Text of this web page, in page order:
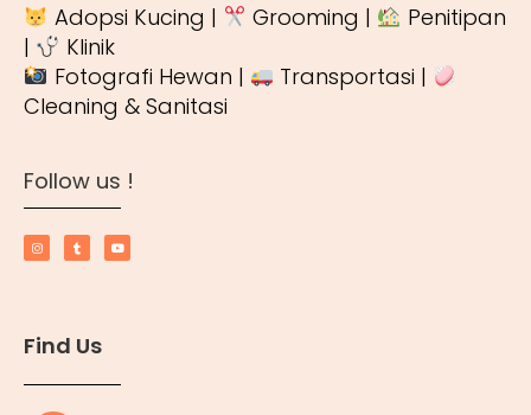
Adopsi Kucing |
Grooming |
Penitipan
|
Klinik
Fotografi Hewan |
Transportasi |
Cleaning & Sanitasi
Follow us !
Find Us